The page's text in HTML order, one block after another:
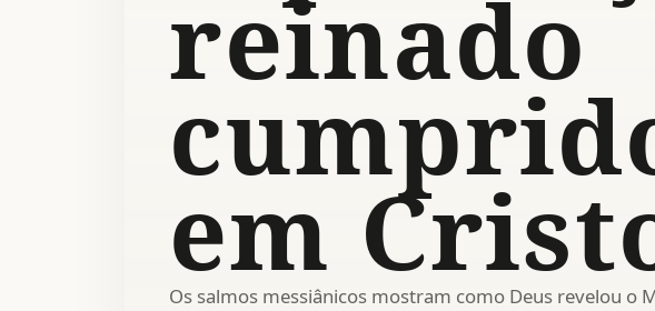
reinado
em
Os salmos messiânicos mostram como Deus revelou o